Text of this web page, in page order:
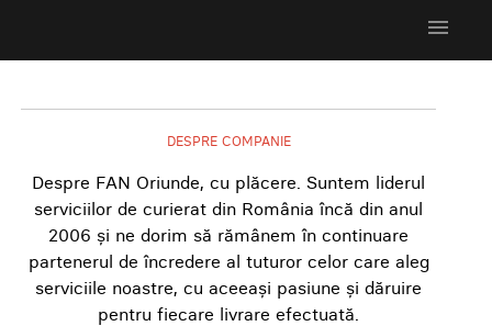
menu
DESPRE COMPANIE
Despre FAN Oriunde, cu plăcere. Suntem liderul
serviciilor de curierat din România încă din anul
2006 și ne dorim să rămânem în continuare
partenerul de încredere al tuturor celor care aleg
serviciile noastre, cu aceeași pasiune și dăruire
pentru fiecare livrare efectuată.